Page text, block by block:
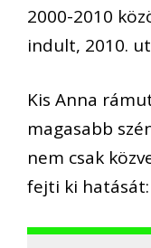
2000-2010
indult, 2010.
Kis Anna
magasabb
nem csak
fejti ki hatását: